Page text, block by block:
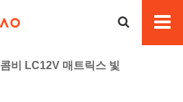
콤비 LC12V 매트릭스 빛